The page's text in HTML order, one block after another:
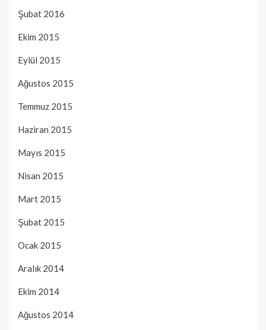
Şubat 2016
Ekim 2015
Eylül 2015
Ağustos 2015
Temmuz 2015
Haziran 2015
Mayıs 2015
Nisan 2015
Mart 2015
Şubat 2015
Ocak 2015
Aralık 2014
Ekim 2014
Ağustos 2014